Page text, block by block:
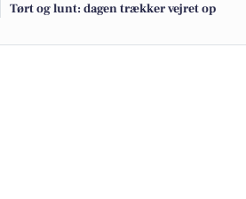
Tørt og lunt: dagen trækker vejret op